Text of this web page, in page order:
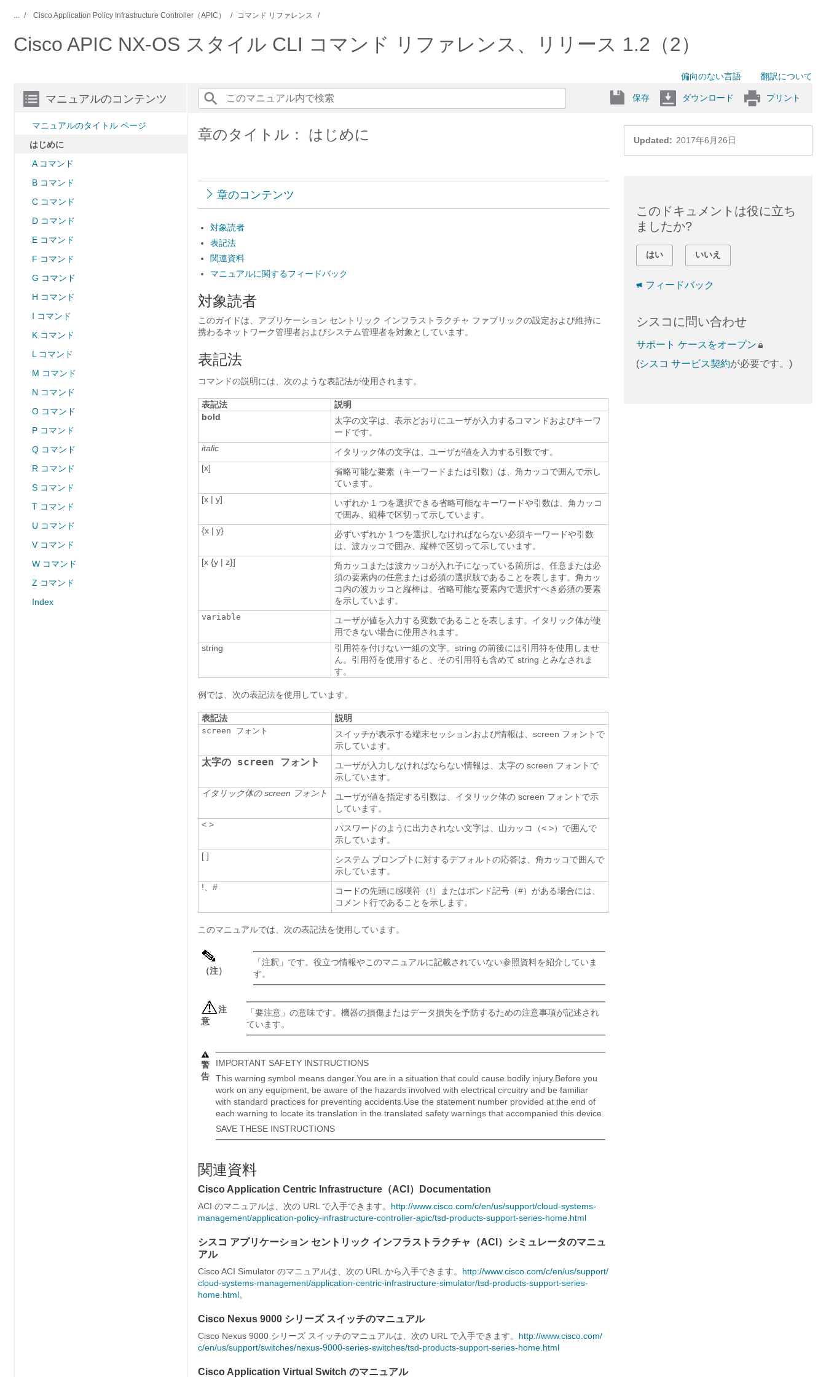
... Cisco Application Policy Infrastructure Controller（APIC） コマンド リファレンス
Cisco APIC NX-OS スタイル CLI コマンド リファレンス、リリース 1.2（2）
偏向のない言語 翻訳について
マニュアルのコンテンツ
マニュアルのタイトル ページ
はじめに
A コマンド
B コマンド
C コマンド
D コマンド
E コマンド
F コマンド
G コマンド
H コマンド
I コマンド
K コマンド
L コマンド
M コマンド
N コマンド
O コマンド
P コマンド
Q コマンド
R コマンド
S コマンド
T コマンド
U コマンド
V コマンド
W コマンド
Z コマンド
Index
保存 ダウンロード プリント
Updated: 2017年6月26日
章のタイトル： はじめに
章のコンテンツ
対象読者
表記法
関連資料
マニュアルに関するフィードバック
対象読者
このガイドは、 アプリケーション セントリック インフラストラクチャ ファブリックの設定および維持に
携わるネットワーク管理者およびシステム管理者を対象としています。
表記法
コマンドの説明には、次のような表記法が使用されます。
表記法
説明
bold
太字の文字は、表示どおりにユーザが入力するコマンドおよびキーワ
ードです。
italic
イタリック体の文字は、ユーザが値を入力する引数です。
[x]
省略可能な要素（キーワードまたは引数）は、角カッコで囲んで示し
ています。
[x | y]
いずれか 1 つを選択できる省略可能なキーワードや引数は、角カッコ
で囲み、縦棒で区切って示しています。
{x | y}
必ずいずれか 1 つを選択しなければならない必須キーワードや引数
は、波カッコで囲み、縦棒で区切って示しています。
[x {y | z}]
角カッコまたは波カッコが入れ子になっている箇所は、任意または必
須の要素内の任意または必須の選択肢であることを表します。角カッ
コ内の波カッコと縦棒は、省略可能な要素内で選択すべき必須の要素
を示しています。
variable
ユーザが値を入力する変数であることを表します。イタリック体が使
用できない場合に使用されます。
string
引用符を付けない一組の文字。string の前後には引用符を使用しませ
ん。引用符を使用すると、その引用符も含めて string とみなされま
す。
例では、次の表記法を使用しています。
表記法 説明
screen フォント
スイッチが表示する端末セッションおよび情報は、screen フォントで
示しています。
太字の screen フォント
ユーザが入力しなければならない情報は、太字の screen フォントで
示しています。
イタリック体の screen フォント
ユーザが値を指定する引数は、イタリック体の screen フォントで示
しています。
< >
パスワードのように出力されない文字は、山カッコ（< >）で囲んで
示しています。
[ ]
システム プロンプトに対するデフォルトの応答は、角カッコで囲んで
示しています。
!、#
コードの先頭に感嘆符（!）またはポンド記号（#）がある場合には、
コメント行であることを示します。
このマニュアルでは、次の表記法を使用しています。
（注）
「 注釈 」です。役立つ情報やこのマニュアルに記載されていない参照資料を紹介していま
す。
注
意
「 要注意 」の意味です。機器の損傷またはデータ損失を予防するための注意事項が記述され
ています。
警
告
IMPORTANT SAFETY INSTRUCTIONS
This warning symbol means danger.You are in a situation that could cause bodily injury.Before you
work on any equipment, be aware of the hazards involved with electrical circuitry and be familiar
with standard practices for preventing accidents.Use the statement number provided at the end of
each warning to locate its translation in the translated safety warnings that accompanied this device.
SAVE THESE INSTRUCTIONS
関連資料
Cisco Application Centric Infrastructure（ACI）Documentation
ACI のマニュアルは、次の URL で入手できます。 http:/​/​www.cisco.com/​c/​en/​us/​support/​cloud-systems-
management/​application-policy-infrastructure-controller-apic/​tsd-products-support-series-home.html
シスコ アプリケーション セントリック インフラストラクチャ（ACI）シミュレータのマニュ
アル
Cisco ACI Simulator のマニュアルは、次の URL から入手できます。 http:/​/​www.cisco.com/​c/​en/​us/​support/​
cloud-systems-management/​application-centric-infrastructure-simulator/​tsd-products-support-series-
home.html。
Cisco Nexus 9000 シリーズ スイッチのマニュアル
Cisco Nexus 9000 シリーズ スイッチのマニュアルは、次の URL で入手できます。 http:/​/​www.cisco.com/​
c/​en/​us/​support/​switches/​nexus-9000-series-switches/​tsd-products-support-series-home.html
Cisco Application Virtual Switch のマニュアル
このドキュメントは役に立ち
ましたか?
はい いいえ
フィードバック
シスコに問い合わせ
サポート ケースをオープン
(シスコ サービス契約が必要です。)